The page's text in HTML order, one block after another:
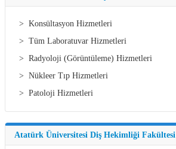
> Konsültasyon Hizmetleri
> Tüm Laboratuvar Hizmetleri
> Radyoloji (Görüntüleme) Hizmetleri
> Nükleer Tıp Hizmetleri
> Patoloji Hizmetleri
Atatürk Üniversitesi Diş Hekimliği Fakültesi